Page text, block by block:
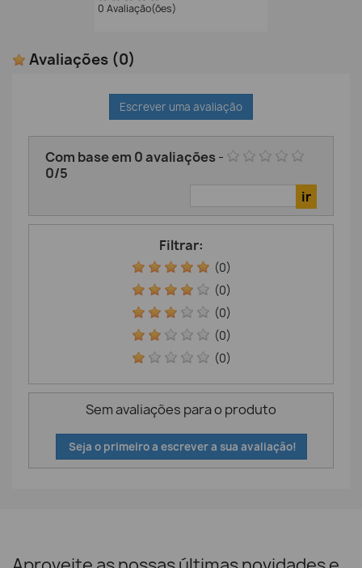
0 Avaliação(ões)
Avaliações (0)
Escrever uma avaliação
Com base em 0avaliações-
0/5
Filtrar:
(0)
(0)
(0)
(0)
(0)
Sem avaliações para o produto
Seja o primeiro a escrever a sua avaliação!